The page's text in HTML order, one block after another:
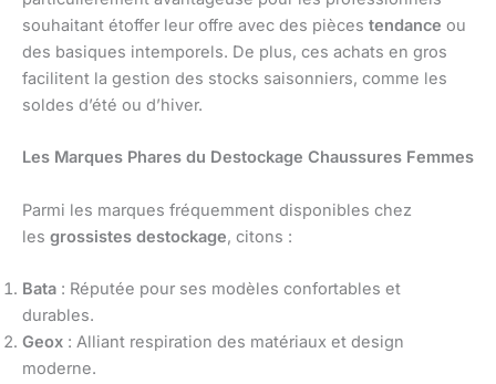
souhaitant étoffer leur offre avec des pièces tendance ou
des basiques intemporels. De plus, ces achats en gros
facilitent la gestion des stocks saisonniers, comme les
soldes d’été ou d’hiver.
Les Marques Phares du Destockage Chaussures Femmes
Parmi les marques fréquemment disponibles chez
les grossistes destockage, citons :
Bata : Réputée pour ses modèles confortables et
durables.
Geox : Alliant respiration des matériaux et design
moderne.